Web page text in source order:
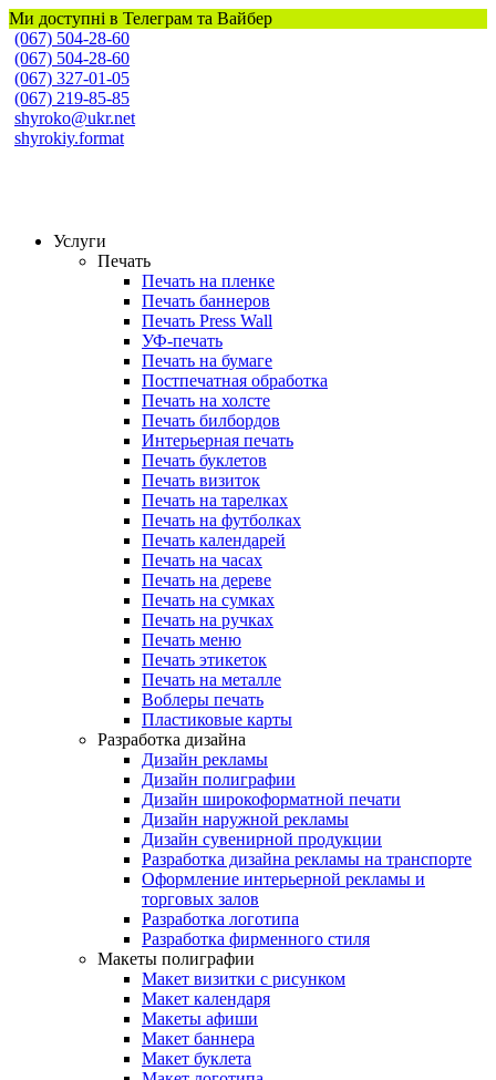
Ми доступні в Телеграм та Вайбер
(067) 504-28-60
(067) 504-28-60
(067) 327-01-05
(067) 219-85-85
shyroko@ukr.net
shyrokiy.format
Широкий Формат
Услуги
Печать
Печать на пленке
Печать баннеров
Печать Press Wall
УФ-печать
Печать на бумаге
Постпечатная обработка
Печать на холсте
Печать билбордов
Интерьерная печать
Печать буклетов
Печать визиток
Печать на тарелках
Печать на футболках
Печать календарей
Печать на часах
Печать на дереве
Печать на сумках
Печать на ручках
Печать меню
Печать этикеток
Печать на металле
Воблеры печать
Пластиковые карты
Разработка дизайна
Дизайн рекламы
Дизайн полиграфии
Дизайн широкоформатной печати
Дизайн наружной рекламы
Дизайн сувенирной продукции
Разработка дизайна рекламы на транспорте
Оформление интерьерной рекламы и
торговых залов
Разработка логотипа
Разработка фирменного стиля
Макеты полиграфии
Макет визитки с рисунком
Макет календаря
Макеты афиши
Макет баннера
Макет буклета